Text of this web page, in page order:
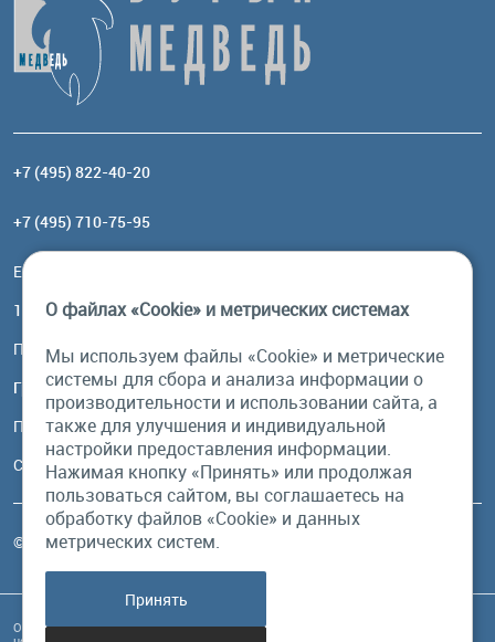
+7 (495) 822-40-20
+7 (495) 710-75-95
Email:
117485, Москва, ул. Профсоюзная, 84/32, корп 1
Посмотреть на карте
График работы
Пн-Пт: с 10:00 до 18:00
Сб, Вс: выходной
© Бурый Медведь MMXXVI. Все права защищены.
Обращаем Ваше внимание на то, что данный интернет-сайт и его содержимое
О файлах «Cookie» и метрических системах
Мы используем файлы «Cookie» и метрические
системы для сбора и анализа информации о
производительности и использовании сайта, а
также для улучшения и индивидуальной
настройки предоставления информации.
Нажимая кнопку «Принять» или продолжая
пользоваться сайтом, вы соглашаетесь на
обработку файлов «Cookie» и данных
метрических систем.
Принять